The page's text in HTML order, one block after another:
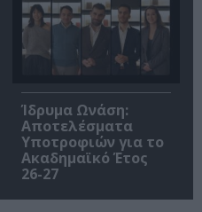
Ίδρυμα Ωνάση:
Αποτελέσματα
Υποτροφιών για το
Ακαδημαϊκό Έτος
26-27